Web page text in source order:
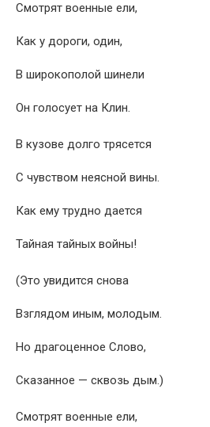
Смотрят военные ели,
Как у дороги, один,
В широкополой шинели
Он голосует на Клин.
В кузове долго трясется
С чувством неясной вины.
Как ему трудно дается
Тайная тайных войны!
(Это увидится снова
Взглядом иным, молодым.
Но драгоценное Слово,
Сказанное — сквозь дым.)
Смотрят военные ели,